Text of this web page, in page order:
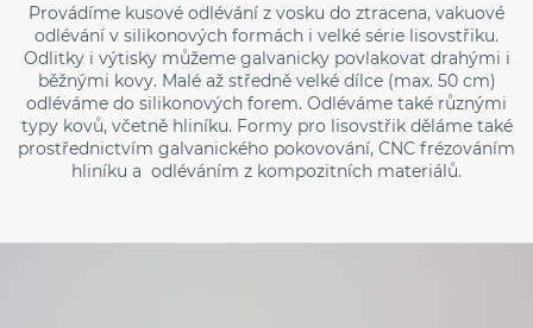
Provádíme kusové odlévání z vosku do ztracena, vakuové
odlévání v silikonových formách i velké série lisovstřiku.
Odlitky i výtisky můžeme galvanicky povlakovat drahými i
běžnými kovy. Malé až středně velké dílce (max. 50 cm)
odléváme do silikonových forem. Odléváme také různými
typy kovů, včetně hliníku. Formy pro lisovstřik děláme také
prostřednictvím galvanického pokovování, CNC frézováním
hliníku a odléváním z kompozitních materiálů.